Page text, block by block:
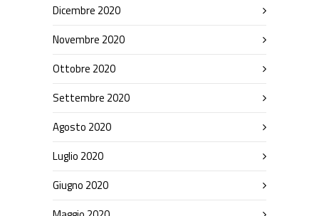
Dicembre 2020
Novembre 2020
Ottobre 2020
Settembre 2020
Agosto 2020
Luglio 2020
Giugno 2020